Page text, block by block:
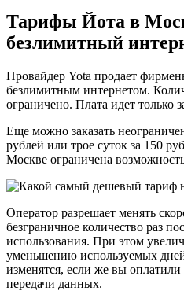
Тарифы Йота в
безлимитный
Провайдер Yota продает
безлимитным интернетом.
ограничено. Плата идет только
Еще можно заказать
рублей или трое суток за 150
Москве ограничена
Оператор разрешает менять
безграничное количество раз
использования. При этом
уменьшению используемых
изменятся, если же вы
передачи данных.